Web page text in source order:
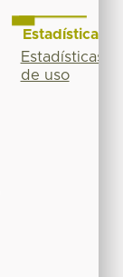
Estadísticas
Estadísticas
de uso